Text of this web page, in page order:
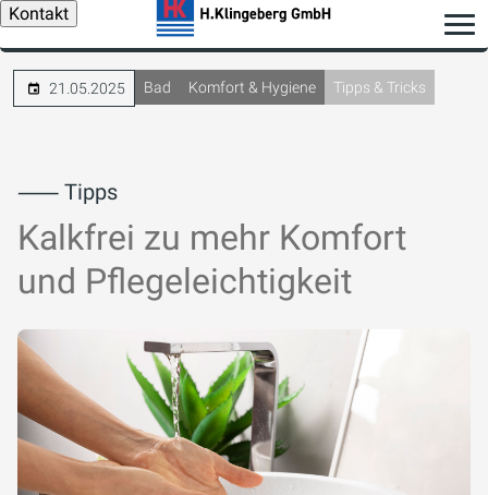
Kontakt
21.05.2025 Bad Komfort & Hygiene Tipps & Tricks
⸺ Tipps
Kalkfrei zu mehr Komfort
und Pflegeleichtigkeit